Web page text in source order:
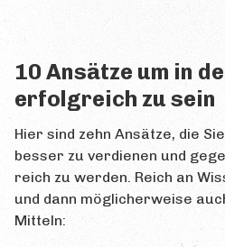
Kontaktformular
10 Ansätze um in
erfolgreich zu sein
Hier sind zehn Ansätze, die
besser zu verdienen und
reich zu werden. Reich an
und dann möglicherweise
Mitteln: